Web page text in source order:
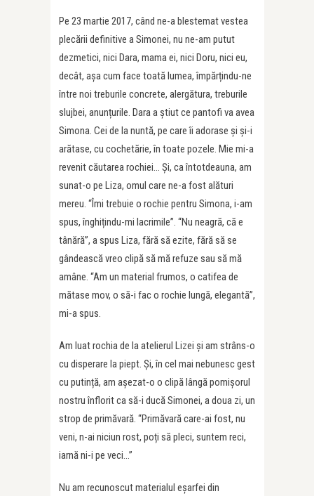
Pe 23 martie 2017, când ne-a blestemat vestea
plecării definitive a Simonei, nu ne-am putut
dezmetici, nici Dara, mama ei, nici Doru, nici eu,
decât, așa cum face toată lumea, împărțindu-ne
între noi treburile concrete, alergătura, treburile
slujbei, anunțurile. Dara a știut ce pantofi va avea
Simona. Cei de la nuntă, pe care îi adorase și și-i
arătase, cu cochetărie, în toate pozele. Mie mi-a
revenit căutarea rochiei… Și, ca întotdeauna, am
sunat-o pe Liza, omul care ne-a fost alături
mereu. “Îmi trebuie o rochie pentru Simona, i-am
spus, înghițindu-mi lacrimile”. “Nu neagră, că e
tânără”, a spus Liza, fără să ezite, fără să se
gândească vreo clipă să mă refuze sau să mă
amâne. “Am un material frumos, o catifea de
mătase mov, o să-i fac o rochie lungă, elegantă”,
mi-a spus.
Am luat rochia de la atelierul Lizei și am strâns-o
cu disperare la piept. Și, în cel mai nebunesc gest
cu putință, am așezat-o o clipă lângă pomișorul
nostru înflorit ca să-i ducă Simonei, a doua zi, un
strop de primăvară. “Primăvară care-ai fost, nu
veni, n-ai niciun rost, poți să pleci, suntem reci,
iarnă ni-i pe veci…”
Nu am recunoscut materialul eșarfei din